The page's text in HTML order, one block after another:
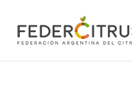
contenido